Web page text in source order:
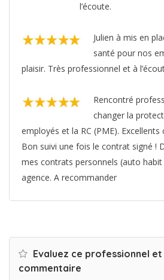
l’écoute.
Julien à mis en
santé pour nos
plaisir. Très professionnel et à
Rencontré
changer la
employés et la RC (PME).
Bon suivi une fois le contrat signé !
mes contrats personnels (auto habit
agence. A recommander
Evaluez ce professionnel
commentaire